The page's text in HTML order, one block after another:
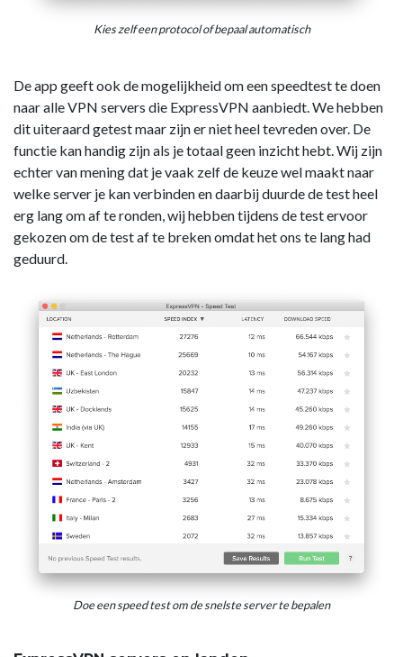
Kies zelf een protocol of bepaal automatisch
De app geeft ook de mogelijkheid om een speedtest te doen
naar alle VPN servers die ExpressVPN aanbiedt. We hebben
dit uiteraard getest maar zijn er niet heel tevreden over. De
functie kan handig zijn als je totaal geen inzicht hebt. Wij zijn
echter van mening dat je vaak zelf de keuze wel maakt naar
welke server je kan verbinden en daarbij duurde de test heel
erg lang om af te ronden, wij hebben tijdens de test ervoor
gekozen om de test af te breken omdat het ons te lang had
geduurd.
Doe een speed test om de snelste server te bepalen